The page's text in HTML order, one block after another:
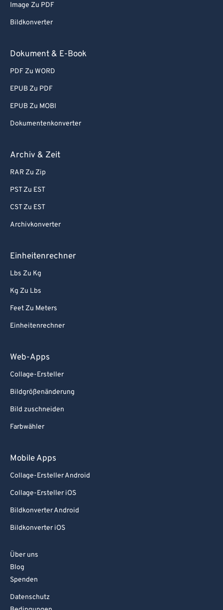
Image Zu PDF
Bildkonverter
Dokument & E-Book
PDF Zu WORD
EPUB Zu PDF
EPUB Zu MOBI
Dokumentenkonverter
Archiv & Zeit
RAR Zu Zip
PST Zu EST
CST Zu EST
Archivkonverter
Einheitenrechner
Lbs Zu Kg
Kg Zu Lbs
Feet Zu Meters
Einheitenrechner
Web-Apps
Collage-Ersteller
Bildgrößenänderung
Bild zuschneiden
Farbwähler
Mobile Apps
Collage-Ersteller Android
Collage-Ersteller iOS
Bildkonverter Android
Bildkonverter iOS
Über uns
Blog
Spenden
Datenschutz